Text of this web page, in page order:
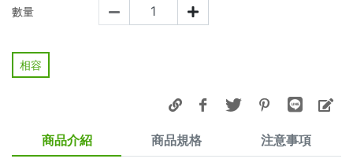
數量
相容
商品介紹 商品規格 注意事項